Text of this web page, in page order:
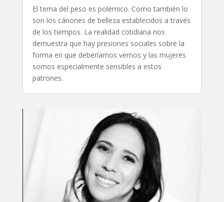
El tema del peso es polémico. Como también lo
son los cánones de belleza establecidos a través
de los tiempos. La realidad cotidiana nos
demuestra que hay presiones sociales sobre la
forma en que deberíamos vernos y las mujeres
somos especialmente sensibles a estos
patrones.